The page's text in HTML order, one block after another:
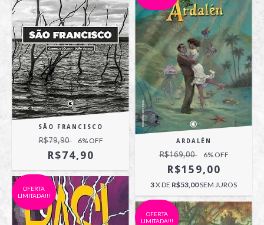
SÃO FRANCISCO
R$79,90 6% OFF
R$74,90
ARDALÉN
R$169,00 6% OFF
R$159,00
3X DE R$53,00SEM JUROS
OFERTA
LIMITADA!!!
OFERTA
LIMITADA!!!